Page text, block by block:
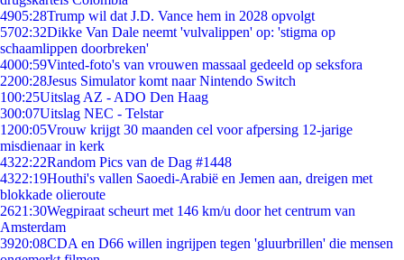
4905:28Trump wil dat J.D. Vance hem in 2028 opvolgt
5702:32Dikke Van Dale neemt 'vulvalippen' op: 'stigma op
schaamlippen doorbreken'
4000:59Vinted-foto's van vrouwen massaal gedeeld op seksfora
2200:28Jesus Simulator komt naar Nintendo Switch
100:25Uitslag AZ - ADO Den Haag
300:07Uitslag NEC - Telstar
1200:05Vrouw krijgt 30 maanden cel voor afpersing 12-jarige
misdienaar in kerk
4322:22Random Pics van de Dag #1448
4322:19Houthi's vallen Saoedi-Arabië en Jemen aan, dreigen met
blokkade olieroute
2621:30Wegpiraat scheurt met 146 km/u door het centrum van
Amsterdam
3920:08CDA en D66 willen ingrijpen tegen 'gluurbrillen' die mensen